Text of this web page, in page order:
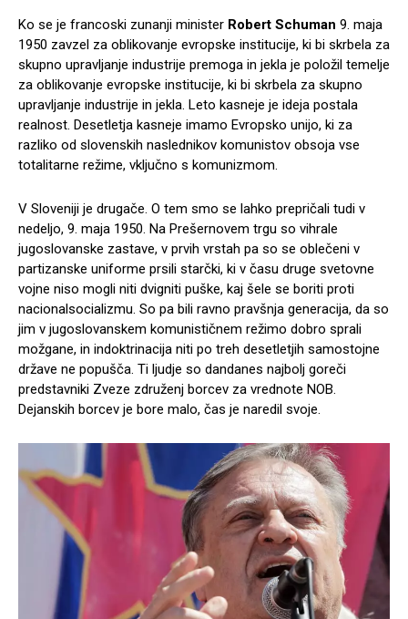
Ko se je francoski zunanji minister Robert Schuman 9. maja
1950 zavzel za oblikovanje evropske institucije, ki bi skrbela za
skupno upravljanje industrije premoga in jekla je položil temelje
za oblikovanje evropske institucije, ki bi skrbela za skupno
upravljanje industrije in jekla. Leto kasneje je ideja postala
realnost. Desetletja kasneje imamo Evropsko unijo, ki za
razliko od slovenskih naslednikov komunistov obsoja vse
totalitarne režime, vključno s komunizmom.
V Sloveniji je drugače. O tem smo se lahko prepričali tudi v
nedeljo, 9. maja 1950. Na Prešernovem trgu so vihrale
jugoslovanske zastave, v prvih vrstah pa so se oblečeni v
partizanske uniforme prsili starčki, ki v času druge svetovne
vojne niso mogli niti dvigniti puške, kaj šele se boriti proti
nacionalsocializmu. So pa bili ravno pravšnja generacija, da so
jim v jugoslovanskem komunističnem režimo dobro sprali
možgane, in indoktrinacija niti po treh desetletjih samostojne
države ne popušča. Ti ljudje so dandanes najbolj goreči
predstavniki Zveze združenj borcev za vrednote NOB.
Dejanskih borcev je bore malo, čas je naredil svoje.